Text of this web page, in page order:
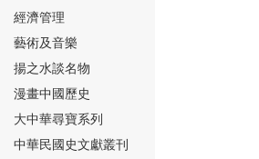
⑮
經濟管理
藝術及音樂
揚之水談名物
漫畫中國歷史
大中華尋寶系列
中華民國史文獻叢刊